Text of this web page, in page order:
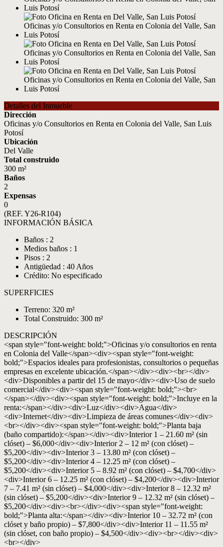
Detalles del Inmueble
Dirección
Oficinas y/o Consultorios en Renta en Colonia del Valle, San Luis
Potosí
Ubicación
Del Valle
Total construido
300 m²
Baños
2
Expensas
0
(REF. Y26-R104)
INFORMACIÓN BÁSICA
Baños : 2
Medios baños : 1
Pisos : 2
Antigüedad : 40 Años
Crédito: No especificado
SUPERFICIES
Terreno: 320 m²
Total Construido: 300 m²
DESCRIPCIÓN
<span style="font-weight: bold;">Oficinas y/o consultorios en renta
en Colonia del Valle</span><div><span style="font-weight:
bold;">Espacios ideales para profesionistas, consultorios o pequeñas
empresas en excelente ubicación.</span></div><div><br></div>
<div>Disponibles a partir del 15 de mayo</div><div>Uso de suelo
comercial</div><div><span style="font-weight: bold;"><br>
</span></div><div><span style="font-weight: bold;">Incluye en la
renta:</span></div><div>Luz</div><div>Agua</div>
<div>Internet</div><div>Limpieza de áreas comunes</div><div>
<br></div><div><span style="font-weight: bold;">Planta baja
(baño compartido):</span></div><div>Interior 1 – 21.60 m² (sin
clóset) – $6,000</div><div>Interior 2 – 12 m² (con clóset) –
$5,200</div><div>Interior 3 – 13.80 m² (con clóset) –
$5,200</div><div>Interior 4 – 12.25 m² (con clóset) –
$5,200</div><div>Interior 5 – 8.92 m² (con clóset) – $4,700</div>
<div>Interior 6 – 12.25 m² (con clóset) – $4,200</div><div>Interior
7 – 7.41 m² (sin clóset) – $4,000</div><div>Interior 8 – 12.32 m²
(sin clóset) – $5,200</div><div>Interior 9 – 12.32 m² (sin clóset) –
$5,200</div><div><br></div><div><span style="font-weight:
bold;">Planta alta:</span></div><div>Interior 10 – 32.72 m² (con
clóset y baño propio) – $7,800</div><div>Interior 11 – 11.55 m²
(sin clóset, con baño propio) – $4,500</div><div><br></div><div>
<br></div>